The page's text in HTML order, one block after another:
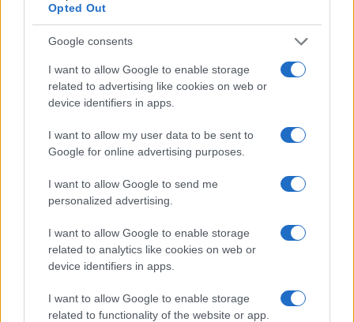
Opted Out
Google consents
I want to allow Google to enable storage
related to advertising like cookies on web or
device identifiers in apps.
I want to allow my user data to be sent to
Google for online advertising purposes.
I want to allow Google to send me
personalized advertising.
I want to allow Google to enable storage
related to analytics like cookies on web or
device identifiers in apps.
I want to allow Google to enable storage
related to functionality of the website or app.